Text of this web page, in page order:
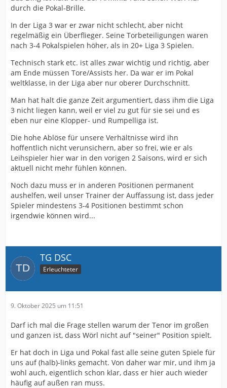
durch die Pokal-Brille.
In der Liga 3 war er zwar nicht schlecht, aber nicht
regelmäßig ein Überflieger. Seine Torbeteiligungen waren
nach 3-4 Pokalspielen höher, als in 20+ Liga 3 Spielen.
Technisch stark etc. ist alles zwar wichtig und richtig, aber
am Ende müssen Tore/Assists her. Da war er im Pokal
weltklasse, in der Liga aber nur oberer Durchschnitt.
Man hat halt die ganze Zeit argumentiert, dass ihm die Liga
3 nicht liegen kann, weil er viel zu gut für sie sei und es
eben nur eine Klopper- und Rumpelliga ist.
Die hohe Ablöse für unsere Verhältnisse wird ihn
hoffentlich nicht verunsichern, aber so frei, wie er als
Leihspieler hier war in den vorigen 2 Saisons, wird er sich
aktuell nicht mehr fühlen können.
Noch dazu muss er in anderen Positionen permanent
aushelfen, weil unser Trainer der Auffassung ist, dass jeder
Spieler mindestens 3-4 Positionen bestimmt schon
irgendwie können wird...
TG DSC
Erleuchteter
9. Oktober 2025 um 11:51
Darf ich mal die Frage stellen warum der Tenor im großen
und ganzen ist, dass Wörl nicht auf "seiner" Position spielt.
Er hat doch in Liga und Pokal fast alle seine guten Spiele für
uns auf (halb)-links gemacht. Von daher war mir, und ihm ja
wohl auch, eigentlich schon klar, dass er hier auch wieder
häufig auf außen ran muss.